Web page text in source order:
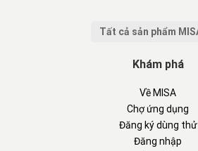
Khám phá
Về MISA
Chợ ứng dụng
Đăng ký dùng thử
Đăng nhập